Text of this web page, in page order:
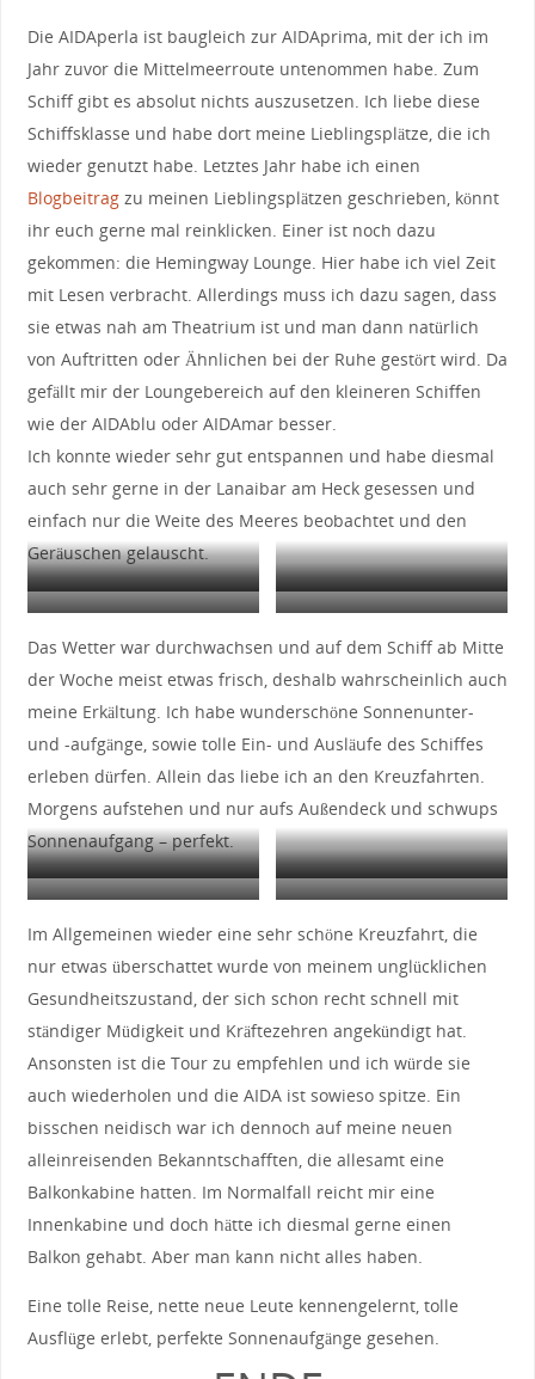
Die AIDAperla ist baugleich zur AIDAprima, mit der ich im
Jahr zuvor die Mittelmeerroute untenommen habe. Zum
Schiff gibt es absolut nichts auszusetzen. Ich liebe diese
Schiffsklasse und habe dort meine Lieblingsplätze, die ich
wieder genutzt habe. Letztes Jahr habe ich einen
Blogbeitragzu meinen Lieblingsplätzen geschrieben, könnt
ihr euch gerne mal reinklicken. Einer ist noch dazu
gekommen: die Hemingway Lounge. Hier habe ich viel Zeit
mit Lesen verbracht. Allerdings muss ich dazu sagen, dass
sie etwas nah am Theatrium ist und man dann natürlich
von Auftritten oder Ähnlichen bei der Ruhe gestört wird. Da
gefällt mir der Loungebereich auf den kleineren Schiffen
wie der AIDAblu oder AIDAmar besser.
Ich konnte wieder sehr gut entspannen und habe diesmal
auch sehr gerne in der Lanaibar am Heck gesessen und
einfach nur die Weite des Meeres beobachtet und den
Geräuschen gelauscht.
Lanaibar
Heck des Schiffes
Das Wetter war durchwachsen und auf dem Schiff ab Mitte
der Woche meist etwas frisch, deshalb wahrscheinlich auch
meine Erkältung. Ich habe wunderschöne Sonnenunter-
und -aufgänge, sowie tolle Ein- und Ausläufe des Schiffes
erleben dürfen. Allein das liebe ich an den Kreuzfahrten.
Morgens aufstehen und nur aufs Außendeck und schwups
Sonnenaufgang – perfekt.
Sonnenuntergang Hamburg
Sonnenaufgang 1. Seetag
Im Allgemeinen wieder eine sehr schöne Kreuzfahrt, die
nur etwas überschattet wurde von meinem unglücklichen
Gesundheitszustand, der sich schon recht schnell mit
ständiger Müdigkeit und Kräftezehren angekündigt hat.
Ansonsten ist die Tour zu empfehlen und ich würde sie
auch wiederholen und die AIDA ist sowieso spitze. Ein
bisschen neidisch war ich dennoch auf meine neuen
alleinreisenden Bekanntschafften, die allesamt eine
Balkonkabine hatten. Im Normalfall reicht mir eine
Innenkabine und doch hätte ich diesmal gerne einen
Balkon gehabt. Aber man kann nicht alles haben.
Eine tolle Reise, nette neue Leute kennengelernt, tolle
Ausflüge erlebt, perfekte Sonnenaufgänge gesehen.